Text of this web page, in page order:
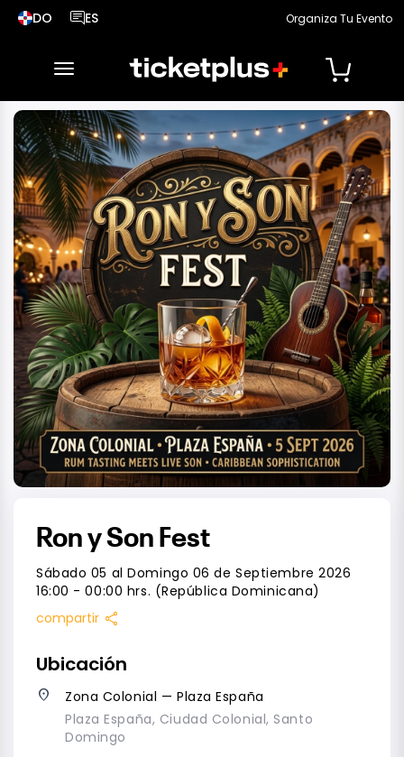
DO
País seleccionado, cambiar país
ES
Idioma seleccionado, cambiar idiomaOrganiza Tu Evento
desplegar navegación
Ron y Son Fest
Sábado 05 al Domingo 06 de Septiembre 2026
16:00 - 00:00 hrs. (República Dominicana)
compartir share
Ubicación
place
Zona Colonial — Plaza España
Plaza España, Ciudad Colonial, Santo
Domingo